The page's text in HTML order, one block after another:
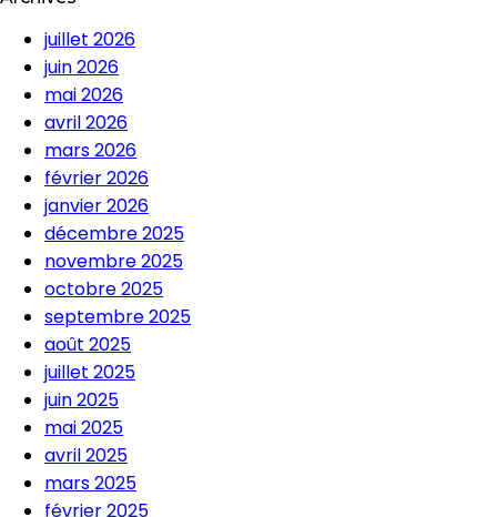
juillet 2026
juin 2026
mai 2026
avril 2026
mars 2026
février 2026
janvier 2026
décembre 2025
novembre 2025
octobre 2025
septembre 2025
août 2025
juillet 2025
juin 2025
mai 2025
avril 2025
mars 2025
février 2025